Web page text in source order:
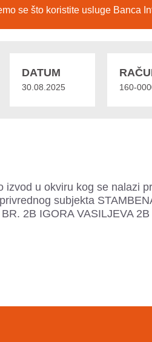
se što koristite usluge Banca
DATUM
30.08.2025 160-
izvod u okviru kog se nalazi
subjekta
2B IGORA VASILJEVA